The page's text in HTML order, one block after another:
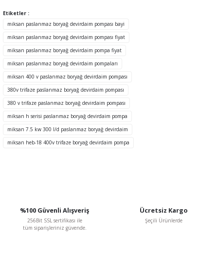
tarafımıza iletebilirsiniz.
Görüş ve önerileriniz için teşekkür ederiz.
Ürün açıklamasında eksik bilgiler bulunuyor.
Ürün bilgilerinde hatalar bulunuyor.
Ürün fiyatı diğer sitelerden daha pahalı.
Bu ürüne benzer farklı alternatifler olmalı.
Etiketler :
miksan paslanmaz boryağ devirdaim pompası bayi
miksan paslanmaz boryağ devirdaim pompası fiyat
miksan paslanmaz boryağ devirdaim pompa fiyat
miksan paslanmaz boryağ devirdaim pompaları
miksan 400 v paslanmaz boryağ devirdaim pompası
380v trifaze paslanmaz boryağ devirdaim pompası
380 v trifaze paslanmaz boryağ devirdaim pompası
miksan h serisi paslanmaz boryağ devirdaim pompa
miksan 7.5 kw 300 l/d paslanmaz boryağ devirdaim
miksan heb-18 400v trifaze boryağ devirdaim pompa
%100 Güvenli Alışveriş
256Bit SSL sertifikası ile
tüm siparişleriniz güvende.
Ücretsiz Kargo
Şeçili Ürünlerde